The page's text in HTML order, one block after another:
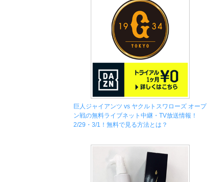
巨人ジャイアンツ vs ヤクルトスワローズ オープ
ン戦の無料ライブネット中継・TV放送情報！
2/29・3/1！無料で見る方法とは？